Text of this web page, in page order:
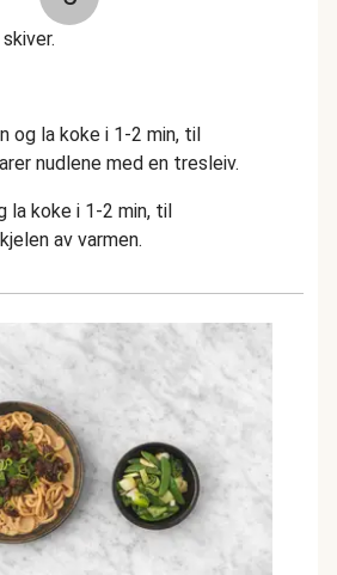
og la koke i 1-2 min, til
nudlene med en tresleiv.
la koke i 1-2 min, til
av varmen.